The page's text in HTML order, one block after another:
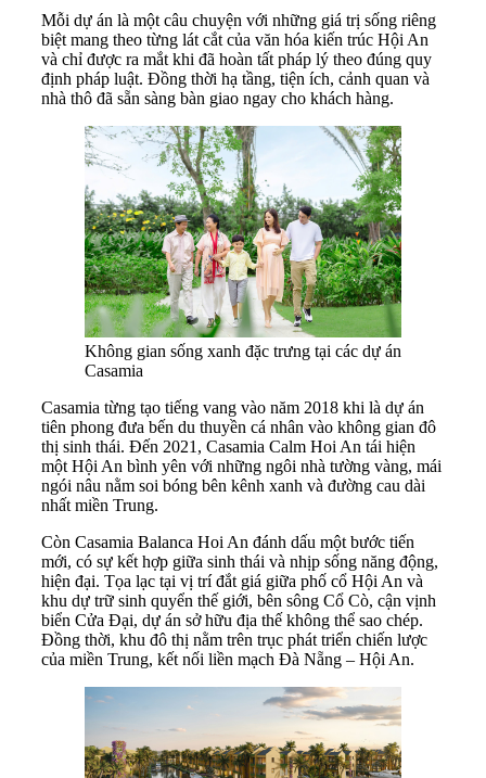
Mỗi dự án là một câu chuyện với những giá trị sống riêng
biệt mang theo từng lát cắt của văn hóa kiến trúc Hội An
và chỉ được ra mắt khi đã hoàn tất pháp lý theo đúng quy
định pháp luật. Đồng thời hạ tầng, tiện ích, cảnh quan và
nhà thô đã sẵn sàng bàn giao ngay cho khách hàng.
Không gian sống xanh đặc trưng tại các dự án
Casamia
Casamia từng tạo tiếng vang vào năm 2018 khi là dự án
tiên phong đưa bến du thuyền cá nhân vào không gian đô
thị sinh thái. Đến 2021, Casamia Calm Hoi An tái hiện
một Hội An bình yên với những ngôi nhà tường vàng, mái
ngói nâu nằm soi bóng bên kênh xanh và đường cau dài
nhất miền Trung.
Còn Casamia Balanca Hoi An đánh dấu một bước tiến
mới, có sự kết hợp giữa sinh thái và nhịp sống năng động,
hiện đại. Tọa lạc tại vị trí đắt giá giữa phố cổ Hội An và
khu dự trữ sinh quyển thế giới, bên sông Cổ Cò, cận vịnh
biển Cửa Đại, dự án sở hữu địa thế không thể sao chép.
Đồng thời, khu đô thị nằm trên trục phát triển chiến lược
của miền Trung, kết nối liền mạch Đà Nẵng – Hội An.